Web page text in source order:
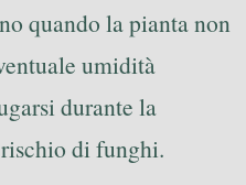
quando la pianta non
umidità
durante la
di funghi.